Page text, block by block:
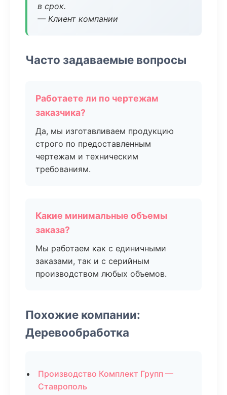
в срок.
— Клиент компании
Часто задаваемые вопросы
Работаете ли по чертежам
заказчика?
Да, мы изготавливаем продукцию
строго по предоставленным
чертежам и техническим
требованиям.
Какие минимальные объемы
заказа?
Мы работаем как с единичными
заказами, так и с серийным
производством любых объемов.
Похожие компании:
Деревообработка
Производство Комплект Групп —
Ставрополь